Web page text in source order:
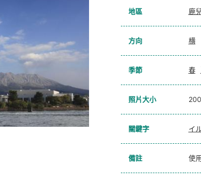
地區 鹿
方向 横
季節 春
照片大小
關鍵字 イ
備註 使